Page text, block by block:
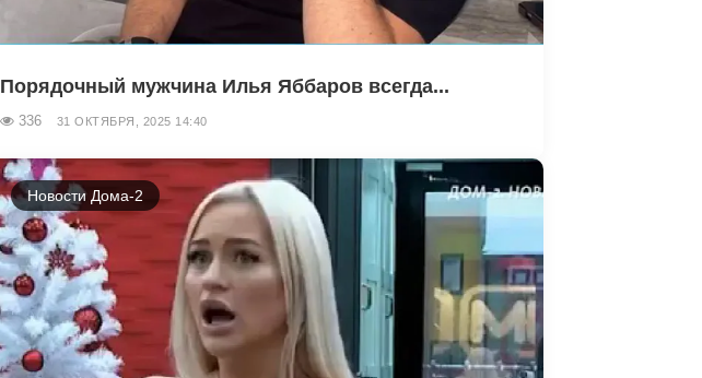
Порядочный мужчина Илья Яббаров всегда...
336 31 ОКТЯБРЯ, 2025 14:40
Новости Дома-2